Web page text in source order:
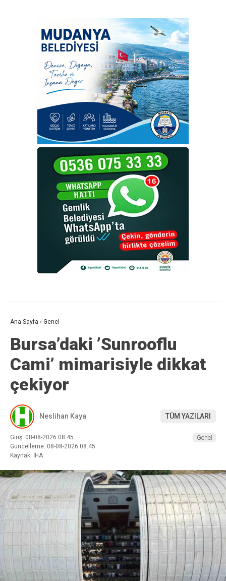
Ana Sayfa › Genel
Bursa’daki ’Sunrooflu
Cami’ mimarisiyle dikkat
çekiyor
Neslihan Kaya TÜM YAZILARI
Giriş: 08-08-2026 08:45
Güncelleme: 08-08-2026 08:45
Kaynak: İHA
Genel